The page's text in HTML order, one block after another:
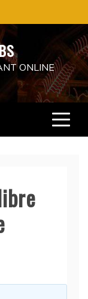
ONLINE